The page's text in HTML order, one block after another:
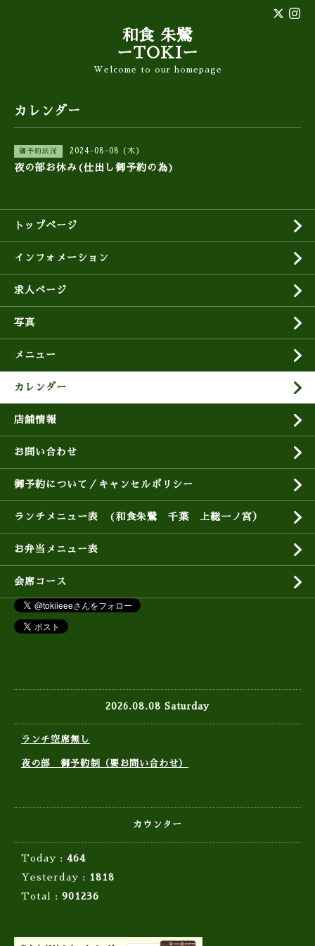
和食 朱鷺
ーTOKIー
Welcome to our homepage
カレンダー
御予約状況 2024-08-08 (木)
夜の部お休み(仕出し御予約の為)
トップページ
インフォメーション
求人ページ
写真
メニュー
カレンダー
店舗情報
お問い合わせ
御予約について／キャンセルポリシー
ランチメニュー表 (和食朱鷺 千葉 上総一ノ宮）
お弁当メニュー表
会席コース
2026.08.08 Saturday
ランチ空席無し
夜の部 御予約制（要お問い合わせ）
カウンター
Today : 464
Yesterday :
1818
Total : 901236